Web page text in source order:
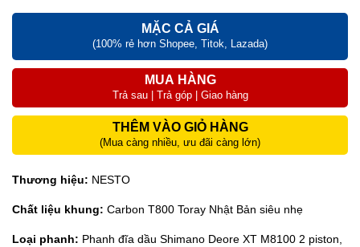
MẶC CẢ GIÁ
(100% rẻ hơn Shopee, Titok, Lazada)
MUA HÀNG
Trả sau | Trả góp | Giao hàng
THÊM VÀO GIỎ HÀNG
(Mua càng nhiều, ưu đãi càng lớn)
Thương hiệu: NESTO
Chất liệu khung: Carbon T800 Toray Nhật Bản siêu nhẹ
Loại phanh: Phanh đĩa dầu Shimano Deore XT M8100 2 piston,